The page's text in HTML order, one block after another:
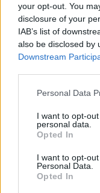
your opt-out. You
disclosure of your
IAB’s list of
also be disclosed by
Downstream
Please note that
not limited to your
grant or deny
use your data for
consent section.
Personal Data
I want to opt-
personal data.
Opted In
I want to opt-
Personal Data.
Opted In
F
a
ce
b
o
o
k
T
w
it
te
r
NOTIZIE RECENTI
Olbia,
2026